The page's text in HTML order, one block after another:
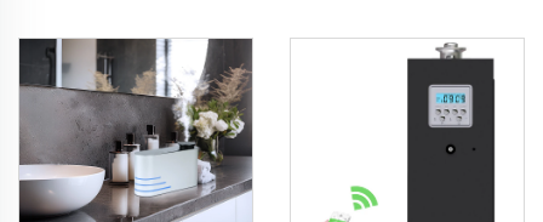
Logo Aroma Diffuser
Wifi Control
Электричний аромат
для освітлення
повітря
простір Професійний
аромат дифузер
Ароматна система
LCD сенсорний екран